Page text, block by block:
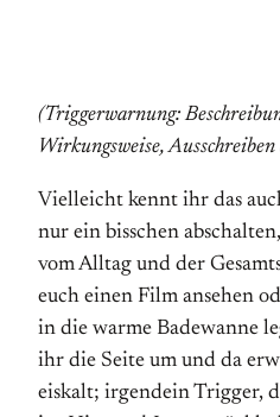
(Triggerwarnung:
Wirkungsweise,
Vielleicht kennt ihr das
nur ein bisschen
vom Alltag und der
euch einen Film ansehen
in die warme Badewanne
ihr die Seite um und da
eiskalt; irgendein Trigger,